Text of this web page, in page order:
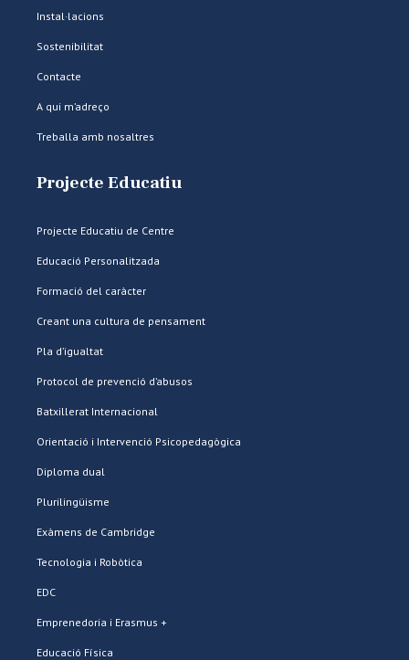
Instal·lacions
Sostenibilitat
Contacte
A qui m’adreço
Treballa amb nosaltres
Projecte Educatiu
Projecte Educatiu de Centre
Educació Personalitzada
Formació del caràcter
Creant una cultura de pensament
Pla d’igualtat
Protocol de prevenció d’abusos
Batxillerat Internacional
Orientació i Intervenció Psicopedagògica
Diploma dual
Plurilingüisme
Exàmens de Cambridge
Tecnologia i Robòtica
EDC
Emprenedoria i Erasmus +
Educació Física